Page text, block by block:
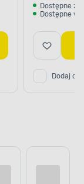
Dostępne z
Dostępne w
Dodaj do